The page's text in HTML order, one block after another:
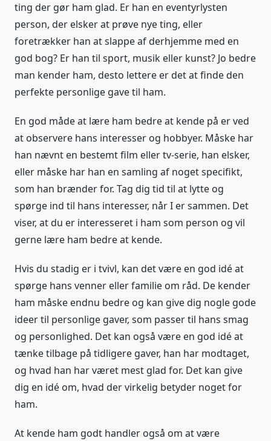
ting der gør ham glad. Er han en eventyrlysten
person, der elsker at prøve nye ting, eller
foretrækker han at slappe af derhjemme med en
god bog? Er han til sport, musik eller kunst? Jo bedre
man kender ham, desto lettere er det at finde den
perfekte personlige gave til ham.
En god måde at lære ham bedre at kende på er ved
at observere hans interesser og hobbyer. Måske har
han nævnt en bestemt film eller tv-serie, han elsker,
eller måske har han en samling af noget specifikt,
som han brænder for. Tag dig tid til at lytte og
spørge ind til hans interesser, når I er sammen. Det
viser, at du er interesseret i ham som person og vil
gerne lære ham bedre at kende.
Hvis du stadig er i tvivl, kan det være en god idé at
spørge hans venner eller familie om råd. De kender
ham måske endnu bedre og kan give dig nogle gode
ideer til personlige gaver, som passer til hans smag
og personlighed. Det kan også være en god idé at
tænke tilbage på tidligere gaver, han har modtaget,
og hvad han har været mest glad for. Det kan give
dig en idé om, hvad der virkelig betyder noget for
ham.
At kende ham godt handler også om at være